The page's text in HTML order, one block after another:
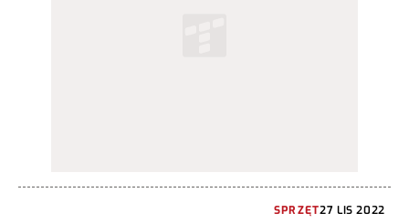
SPRZĘT27 LIS 2022